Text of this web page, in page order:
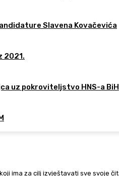
Slavena Kovačevića
2021.
uz pokroviteljstvo HNS-a BiH
ima za cilj izvještavati sve svoje